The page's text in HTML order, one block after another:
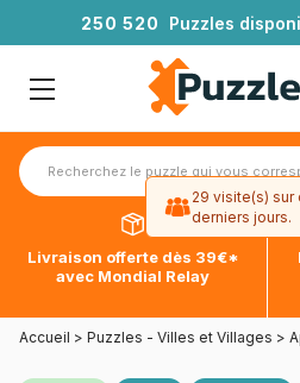
250 520 Puzzles
Livraison offerte dès 39€*
avec Mondial Relay
Accueil > Puzzles - Villes et Villages >
29 visite(s)
derniers jours.